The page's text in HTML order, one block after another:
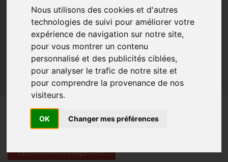
Nous utilisons des cookies et d'autres
technologies de suivi pour améliorer votre
expérience de navigation sur notre site,
pour vous montrer un contenu
personnalisé et des publicités ciblées,
pour analyser le trafic de notre site et
pour comprendre la provenance de nos
visiteurs.
OK Changer mes préférences
Bail commercial Hygiène La SACEM et la SPRE
Les formations obligatoires
Les obligations dans les débits de boissons et les
discothèques
Les obligations dans les hôtels
Les obligations dans les restaurants
Sécurité et Accessibilité
Tabac et vapotage Terrasses
Le permis d’exploitation
Les formations obligatoires